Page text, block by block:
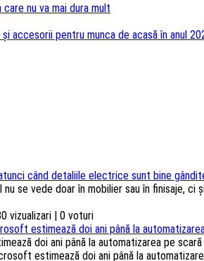
nu va mai dura mult
accesorii pentru munca de acasă în anul
când detaliile electrice sunt bine
se vede doar în mobilier sau în finisaje, ci
vizualizari | 0 voturi
estimează doi ani până la
doi ani până la automatizarea pe scară